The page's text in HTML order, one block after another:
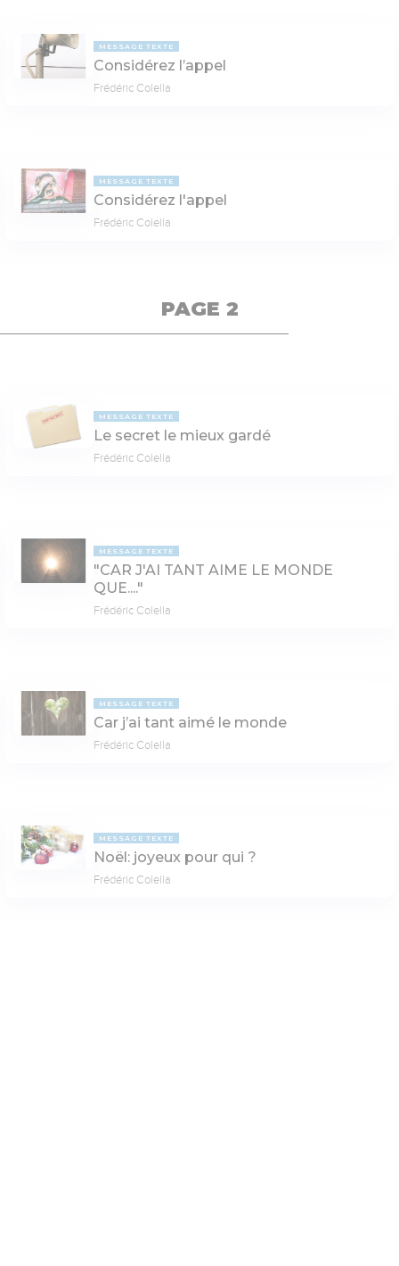
MESSAGE TEXTE
Considérez l’appel
Frédéric Colella
MESSAGE TEXTE
Considérez l'appel
Frédéric Colella
PAGE 2
MESSAGE TEXTE
Le secret le mieux gardé
Frédéric Colella
MESSAGE TEXTE
"CAR J'AI TANT AIME LE MONDE
QUE...."
Frédéric Colella
MESSAGE TEXTE
Car j’ai tant aimé le monde
Frédéric Colella
MESSAGE TEXTE
Noël: joyeux pour qui ?
Frédéric Colella